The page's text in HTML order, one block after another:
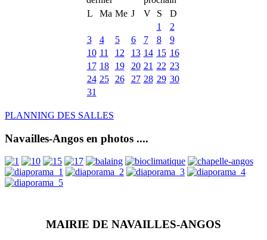
L
Ma Me J V S
D
1
2
3
4 5 6 7 8
9
10 11 12 13 14 15 16
17 18 19 20 21 22 23
24 25 26 27 28 29 30
31
PLANNING DES SALLES
Navailles-Angos en photos ....
MAIRIE DE NAVAILLES-ANGOS